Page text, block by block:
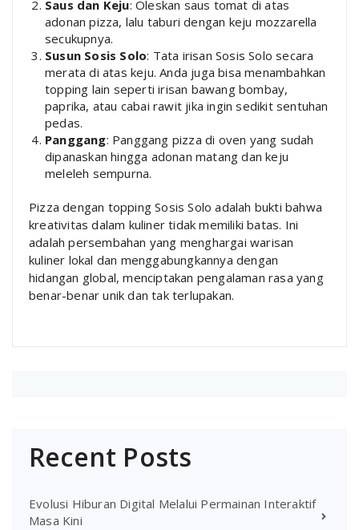
Saus dan Keju: Oleskan saus tomat di atas
adonan pizza, lalu taburi dengan keju mozzarella
secukupnya.
Susun Sosis Solo: Tata irisan Sosis Solo secara
merata di atas keju. Anda juga bisa menambahkan
topping lain seperti irisan bawang bombay,
paprika, atau cabai rawit jika ingin sedikit sentuhan
pedas.
Panggang: Panggang pizza di oven yang sudah
dipanaskan hingga adonan matang dan keju
meleleh sempurna.
Pizza dengan topping Sosis Solo adalah bukti bahwa
kreativitas dalam kuliner tidak memiliki batas. Ini
adalah persembahan yang menghargai warisan
kuliner lokal dan menggabungkannya dengan
hidangan global, menciptakan pengalaman rasa yang
benar-benar unik dan tak terlupakan.
Recent Posts
Evolusi Hiburan Digital Melalui Permainan Interaktif
Masa Kini